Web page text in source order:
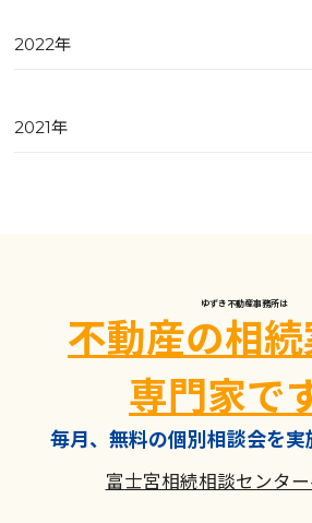
2022年
2021年
ゆずき不動産事務所は
不動産の相
専門家です
毎月、無料の個別相談会を実
富士宮相続相談センタ